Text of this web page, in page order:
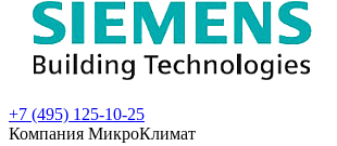
+7 (495) 125-10-25
Компания МикроКлимат